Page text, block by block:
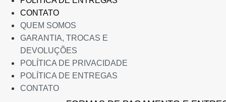
na
página
do
produto
CONTATO
QUEM SOMOS
GARANTIA, TROCAS E
DEVOLUÇÕES
POLÍTICA DE PRIVACIDADE
POLÍTICA DE ENTREGAS
CONTATO